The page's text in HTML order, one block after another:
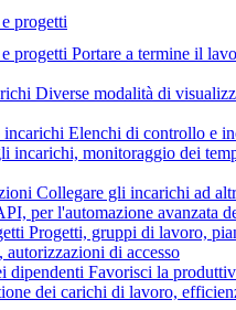
progetti
progetti Portare a termine il
Diverse modalità di
Elenchi di controllo e
incarichi, monitoraggio dei
Collegare gli incarichi ad
per l'automazione avanzata
Progetti, gruppi di lavoro,
di accesso
dipendenti Favorisci la
dei carichi di lavoro,